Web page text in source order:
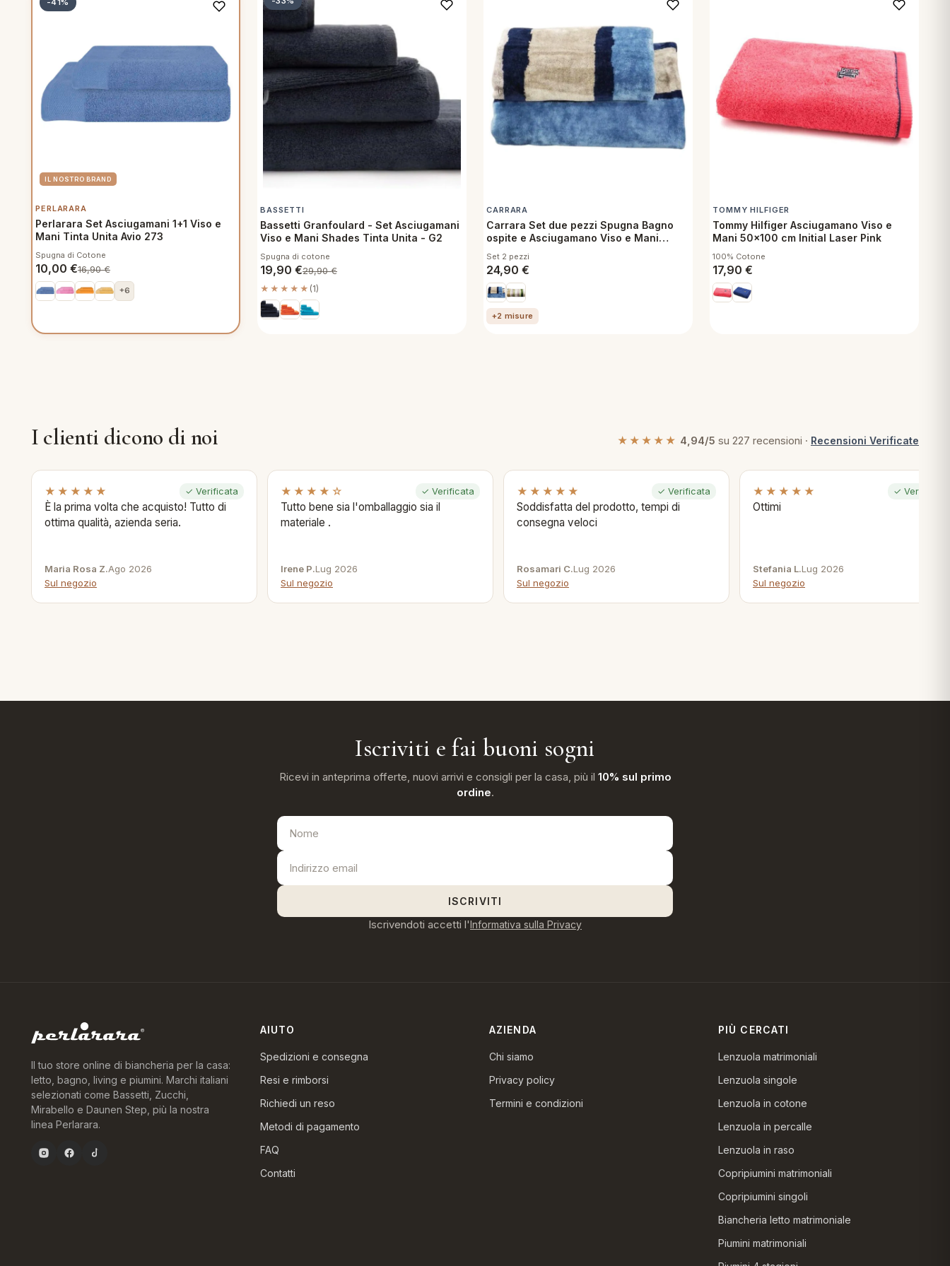
-41%
PERLARARA
Perlarara Set Asciugamani 1+1 Viso e
Mani Tinta Unita Avio 273
Spugna di Cotone
10,00 €16,90€
+6
BASSETTI
Bassetti Granfoulard - Set Asciugamani
Viso e Mani Shades Tinta Unita - G2
Spugna di cotone
19,90 €29,90€
★★★★★ (1)
CARRARA
Carrara Set due pezzi Spugna Bagno
ospite e Asciugamano Viso e Mani
Set 2 pezzi
24,90 €
+2 misure
TOMMY HILFIGER
Tommy Hilfiger Asciugamano Viso e
Mani 50x100 cm Initial Laser Pink
100% Cotone
17,90 €
I clienti dicono di noi ★★★★★ 4,94/5 su 227 recensioni · Recensioni Verificate
★★★★★ ✓ Verificata
È la prima volta che acquisto! Tutto di
ottima qualità, azienda seria.
Maria Rosa Z.Ago 2026
Sul negozio
★★★★☆ ✓ Verificata
Tutto bene sia l'omballaggio sia il
materiale .
Irene P.Lug 2026
Sul negozio
★★★★★ ✓ Verificata
Soddisfatta del prodotto, tempi di
consegna veloci
Rosamari C.Lug 2026
Sul negozio
★★★★★ ✓ Verificata
Ottimi
Stefania L.Lug 2026
Sul negozio
Iscriviti e fai buoni sogni
Ricevi in anteprima offerte, nuovi arrivi e consigli per la casa, più il 10% sul primo
ordine.
ISCRIVITI
Iscrivendoti accetti l'Informativa sulla Privacy
Il tuo store online di biancheria per la casa:
letto, bagno, living e piumini. Marchi italiani
selezionati come Bassetti, Zucchi,
Mirabello e Daunen Step, più la nostra
linea Perlarara.
AIUTO
Spedizioni e consegna
Resi e rimborsi
Richiedi un reso
Metodi di pagamento
FAQ
Contatti
AZIENDA
Chi siamo
Privacy policy
Termini e condizioni
PIÙ CERCATI
Lenzuola matrimoniali
Lenzuola singole
Lenzuola in cotone
Lenzuola in percalle
Lenzuola in raso
Copripiumini matrimoniali
Copripiumini singoli
Biancheria letto matrimoniale
Piumini matrimoniali